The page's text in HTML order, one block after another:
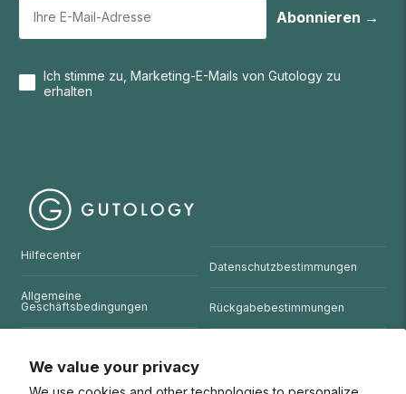
We value your privacy
Abonnieren →
Ich stimme zu, Marketing-E-Mails von Gutology zu
erhalten
Hilfecenter
Allgemeine
Geschäftsbedingungen
Website
Datenschutzbestimmungen
Rückgabebestimmungen